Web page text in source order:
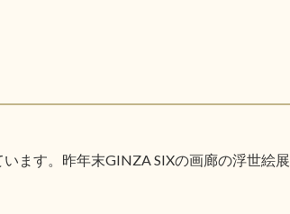
ます。昨年末GINZA SIXの画廊の浮世絵展